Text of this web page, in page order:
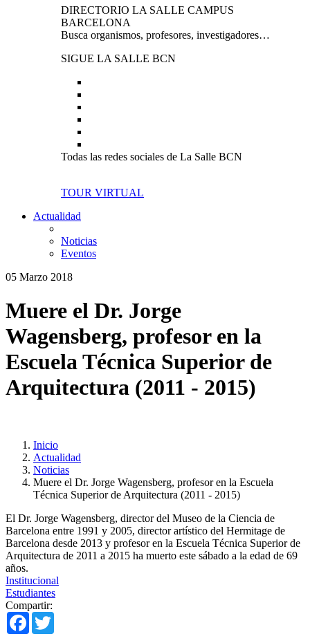
DIRECTORIO LA SALLE CAMPUS
BARCELONA
Busca organismos, profesores, investigadores…
SIGUE LA SALLE BCN
Todas las redes sociales de La Salle BCN
TOUR VIRTUAL
Actualidad
Noticias
Eventos
05 Marzo 2018
Muere el Dr. Jorge
Wagensberg, profesor en la
Escuela Técnica Superior de
Arquitectura (2011 - 2015)
Inicio
Actualidad
Noticias
Muere el Dr. Jorge Wagensberg, profesor en la Escuela
Técnica Superior de Arquitectura (2011 - 2015)
El Dr. Jorge Wagensberg, director del Museo de la Ciencia de
Barcelona entre 1991 y 2005, director artístico del Hermitage de
Barcelona desde 2013 y profesor en la Escuela Técnica Superior de
Arquitectura de 2011 a 2015 ha muerto este sábado a la edad de 69
años.
Institucional
Estudiantes
Compartir:
Facebook